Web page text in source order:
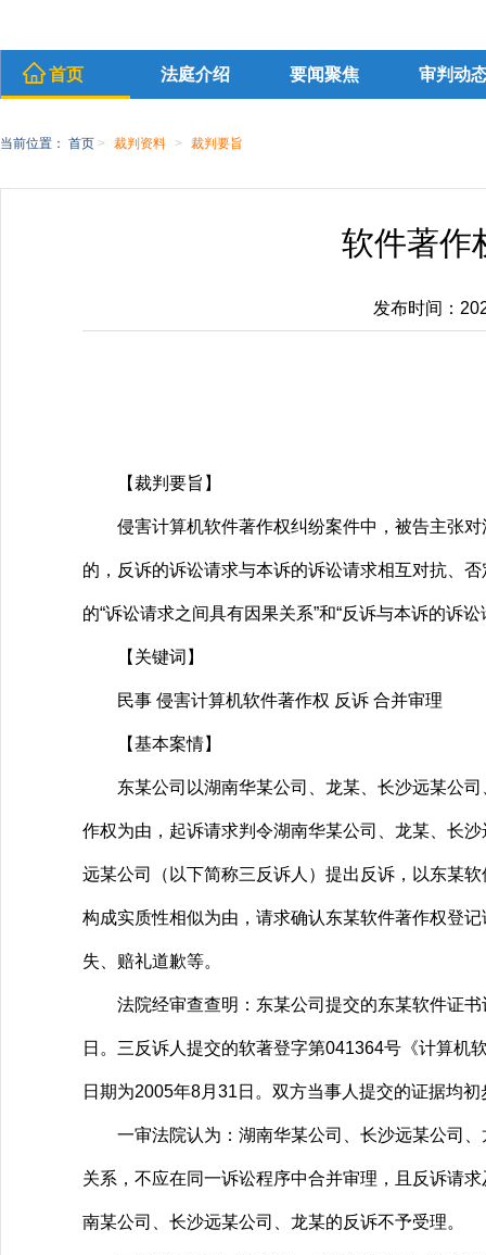
首页 法庭介绍 要闻聚焦 审判动
当前位置： 首页 > 裁判资料 > 裁判要旨
软件著作
发布时间：
【裁判要旨】
侵害计算机软件著作权纠纷案件中，被告主张对
的，反诉的诉讼请求与本诉的诉讼请求相互对抗、
的“诉讼请求之间具有因果关系”和“反诉与本诉的诉
【关键词】
民事 侵害计算机软件著作权 反诉 合并审理
【基本案情】
东某公司以湖南华某公司、龙某、长沙远某公司
作权为由，起诉请求判令湖南华某公司、龙某、长
远某公司（以下简称三反诉人）提出反诉，以东某
构成实质性相似为由，请求确认东某软件著作权登
失、赔礼道歉等。
法院经审查查明：东某公司提交的东某软件证书
日。三反诉人提交的软著登字第041364号《计算机
日期为2005年8月31日。双方当事人提交的证据均
一审法院认为：湖南华某公司、长沙远某公司、
关系，不应在同一诉讼程序中合并审理，且反诉请
南某公司、长沙远某公司、龙某的反诉不予受理。